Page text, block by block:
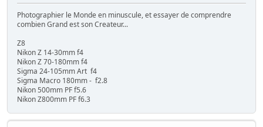
Photographier le Monde en minuscule, et essayer de comprendre
combien Grand est son Createur...
Z8
Nikon Z 14-30mm f4
Nikon Z 70-180mm f4
Sigma 24-105mm Art f4
Sigma Macro 180mm - f2.8
Nikon 500mm PF f5.6
Nikon Z800mm PF f6.3